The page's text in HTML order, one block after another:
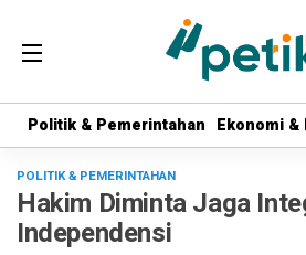
Politik & Pemerintahan Ekonomi &
Politik & Pemerintahan Ekonomi &
POLITIK & PEMERINTAHAN
Hakim Diminta Jaga
Independensi